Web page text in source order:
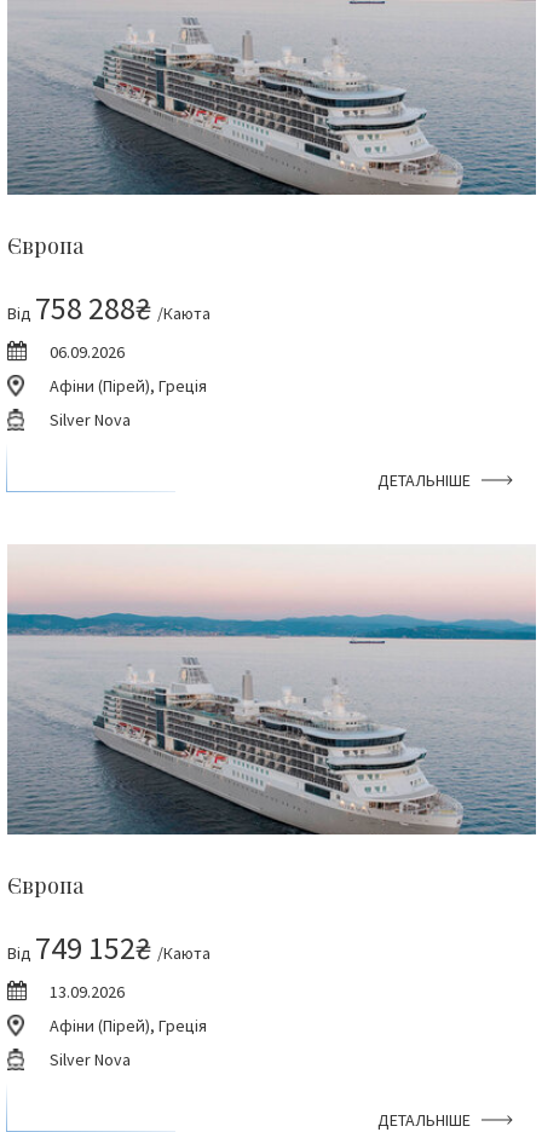
Європа
Від 758 288₴ /Каюта
06.09.2026
Афіни (Пірей), Греція
Silver Nova
ДЕТАЛЬНІШЕ
Європа
Від 749 152₴ /Каюта
13.09.2026
Афіни (Пірей), Греція
Silver Nova
ДЕТАЛЬНІШЕ